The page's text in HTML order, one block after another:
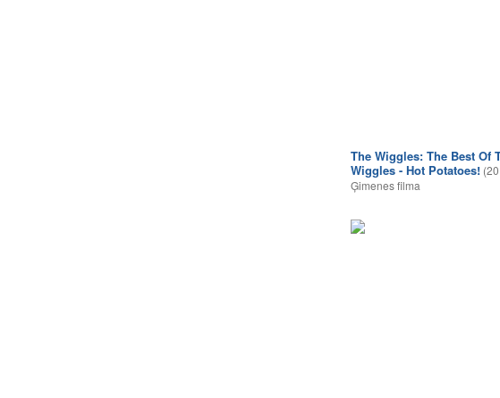
The Wiggles: The Best Of
Wiggles - Hot Potatoes!
Ģimenes filma